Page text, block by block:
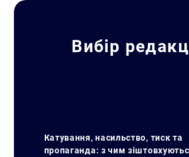
Вибір
Катування, насильство, тиск та
пропаганда: з чим